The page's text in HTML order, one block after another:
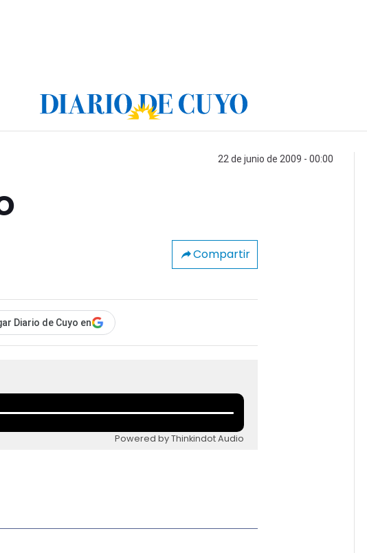
22 de junio de 2009 - 00:00
Compartir
Diario de Cuyo en
Powered by Thinkindot Audio